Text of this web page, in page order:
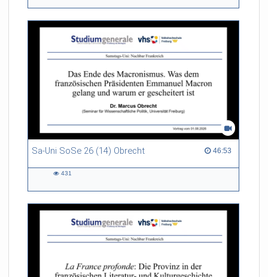
Sa-Uni SoSe 26 (14) Obrecht 46:53
46:53 duration
431